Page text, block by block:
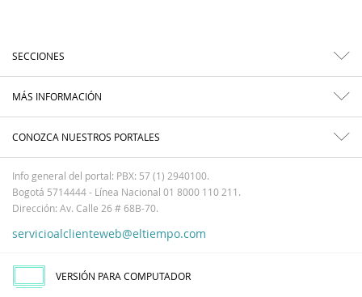
SECCIONES
MÁS INFORMACIÓN
CONOZCA NUESTROS PORTALES
Info general del portal: PBX: 57 (1) 2940100.
Bogotá 5714444 - Línea Nacional 01 8000 110 211.
Dirección: Av. Calle 26 # 68B-70.
servicioalclienteweb@eltiempo.com
VERSIÓN PARA COMPUTADOR